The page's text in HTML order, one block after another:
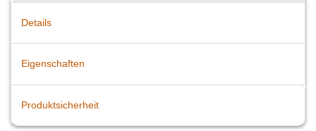
Details
Eigenschaften
Produktsicherheit